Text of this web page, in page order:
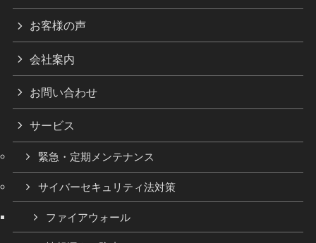
お客様の声
会社案内
お問い合わせ
サービス
緊急・定期メンテナンス
サイバーセキュリティ法対策
ファイアウォール